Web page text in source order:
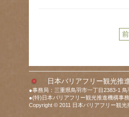
日本バリアフリー観光推
●事務局：三重県鳥羽市一丁目2383-1 鳥
●(特)日本バリアフリー観光推進機構事
Copyright © 2011 日本バリアフリー観光